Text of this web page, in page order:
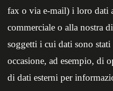
fax o via e-mail) i loro dati
commerciale o alla nostra
soggetti i cui dati sono
occasione, ad esempio, di
di dati esterni per